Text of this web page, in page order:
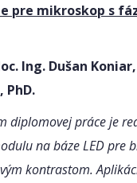
pre mikroskop s
Ing. Dušan
PhD.
diplomovej práce je
na báze LED pre
kontrastom.